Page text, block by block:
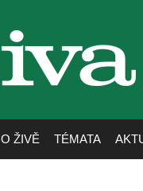
živa
O ŽIVĚ TÉMATA